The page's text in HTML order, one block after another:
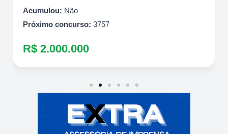
Acumulou: Não
Próximo concurso: 3757
R$ 2.000.000